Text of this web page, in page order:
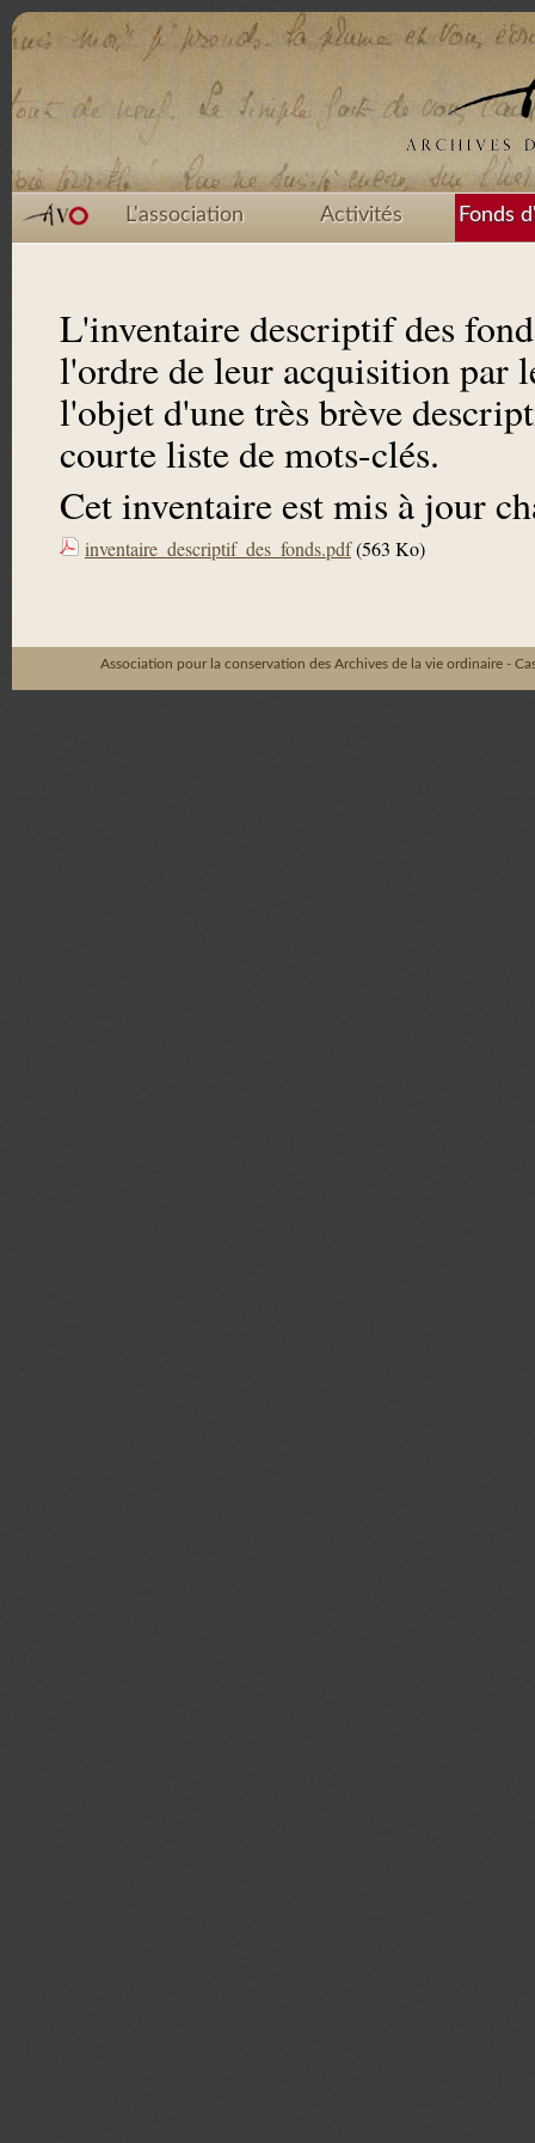
L'association Activités Fonds
L'inventaire descriptif des
l'ordre de leur acquisition par
l'objet d'une très brève
courte liste de mots-clés.
Cet inventaire est mis à jour
inventaire_descriptif_des_fonds.pdf(563 Ko)
Association pour la conservation des Archives de la vie ordinaire -